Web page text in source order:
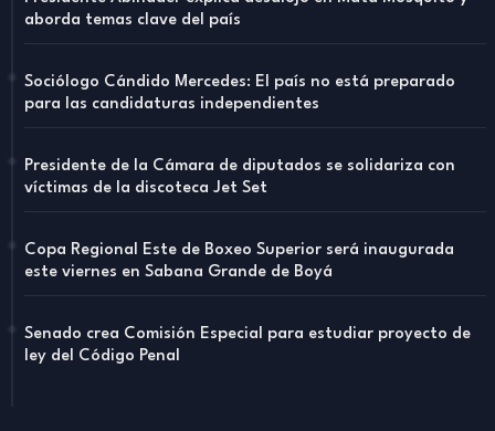
aborda temas clave del país
Sociólogo Cándido Mercedes: El país no está preparado
para las candidaturas independientes
Presidente de la Cámara de diputados se solidariza con
víctimas de la discoteca Jet Set
Copa Regional Este de Boxeo Superior será inaugurada
este viernes en Sabana Grande de Boyá
Senado crea Comisión Especial para estudiar proyecto de
ley del Código Penal